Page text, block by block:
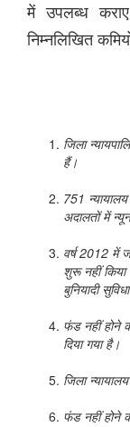
में उपलब्ध
निम्नलिखित
जिला
हैं।
751 न्यायालय
अदालतों में
वर्ष2012 में
शुरू नहीं किया
बुनियादी
फंड नहीं होने
दिया गया है।
जिला न्यायालय
फंड नहीं होने